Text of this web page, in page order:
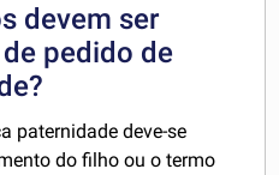
devem ser
pedido de
paternidade deve-se
do filho ou o termo